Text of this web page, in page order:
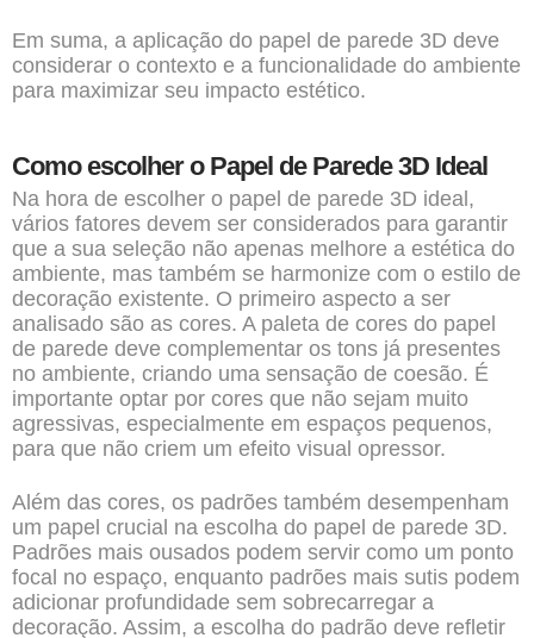
Em suma, a aplicação do papel de parede 3D deve
considerar o contexto e a funcionalidade do ambiente
para maximizar seu impacto estético.
Como escolher o Papel de Parede 3D Ideal
Na hora de escolher o papel de parede 3D ideal,
vários fatores devem ser considerados para garantir
que a sua seleção não apenas melhore a estética do
ambiente, mas também se harmonize com o estilo de
decoração existente. O primeiro aspecto a ser
analisado são as cores. A paleta de cores do papel
de parede deve complementar os tons já presentes
no ambiente, criando uma sensação de coesão. É
importante optar por cores que não sejam muito
agressivas, especialmente em espaços pequenos,
para que não criem um efeito visual opressor.
Além das cores, os padrões também desempenham
um papel crucial na escolha do papel de parede 3D.
Padrões mais ousados podem servir como um ponto
focal no espaço, enquanto padrões mais sutis podem
adicionar profundidade sem sobrecarregar a
decoração. Assim, a escolha do padrão deve refletir